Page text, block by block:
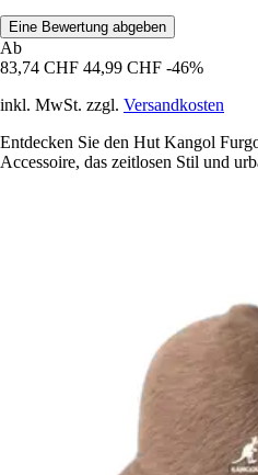
Eine Bewertung abgeben
Ab
83,74 CHF 44,99 CHF -46%
inkl. MwSt. zzgl. Versandkosten
Entdecken Sie den Hut Kangol
Accessoire, das zeitlosen Stil und